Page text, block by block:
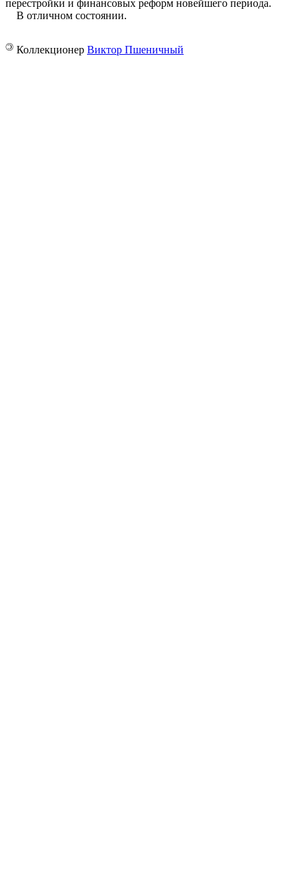
перестройки и финансовых реформ новейшего периода.
В отличном состоянии.
© Коллекционер Виктор Пшеничный